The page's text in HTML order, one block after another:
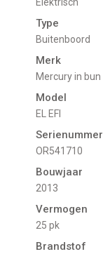
Type
Buitenboord
Merk
Mercury in bun
Model
EL EFI
Serienummer
OR541710
Bouwjaar
2013
Vermogen
25 pk
Brandstof